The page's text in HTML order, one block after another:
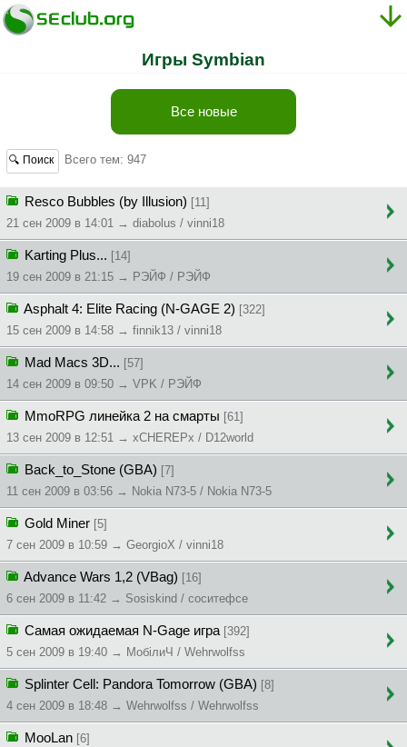
Игры Symbian
Все новые
🔍 Поиск Всего тем: 947
Resco Bubbles (by Illusion) [11]
21 сен 2009 в 14:01 → diabolus / vinni18
Karting Plus... [14]
19 сен 2009 в 21:15 → PЭЙФ / PЭЙФ
Asphalt 4: Elite Racing (N-GAGE 2) [322]
15 сен 2009 в 14:58 → finnik13 / vinni18
Mad Macs 3D... [57]
14 сен 2009 в 09:50 → VPK / PЭЙФ
MmoRPG линейка 2 на смарты [61]
13 сен 2009 в 12:51 → xCHEREPx / D12world
Back_to_Stone (GBA) [7]
11 сен 2009 в 03:56 → Nokia N73-5 / Nokia N73-5
Gold Miner [5]
7 сен 2009 в 10:59 → GeorgioX / vinni18
Advance Wars 1,2 (VBag) [16]
6 сен 2009 в 11:42 → Sosiskind / cocитeфce
Самая ожидаемая N-Gage игра [392]
5 сен 2009 в 19:40 → MoбiлиЧ / Wehrwolfss
Splinter Cell: Pandora Tomorrow (GBA) [8]
4 сен 2009 в 18:48 → Wehrwolfss / Wehrwolfss
MooLan [6]